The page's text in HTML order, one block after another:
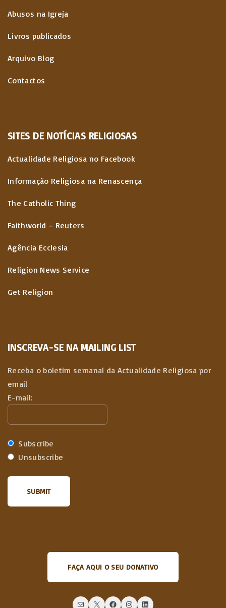
Abusos na Igreja
Livros publicados
Arquivo Blog
Contactos
SITES DE NOTÍCIAS RELIGIOSAS
Actualidade Religiosa no Facebook
Informação Religiosa na Renascença
The Catholic Thing
Faithworld – Reuters
Agência Ecclesia
Religion News Service
Get Religion
INSCREVA-SE NA MAILING LIST
Receba o boletim semanal da Actualidade Religiosa por
email
E-mail:
Subscribe
Unsubscribe
FAÇA AQUI O SEU DONATIVO
Mail X Facebook Instagram LinkedIn